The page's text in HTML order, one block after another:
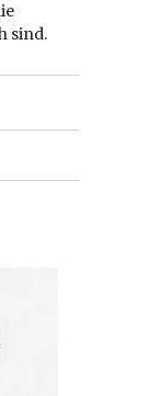
sind.